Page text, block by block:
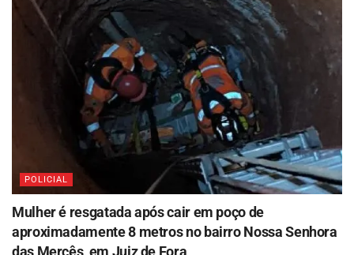
POLICIAL
Mulher é resgatada após cair em poço de
aproximadamente 8 metros no bairro Nossa Senhora